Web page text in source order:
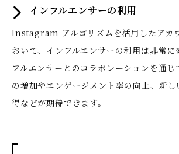
インフルエンサーの利用
Instagram アルゴリズムを活用したアカ
おいて、インフルエンサーの利用は非常に
フルエンサーとのコラボレーションを通じ
の増加やエンゲージメント率の向上、新
得などが期待できます。